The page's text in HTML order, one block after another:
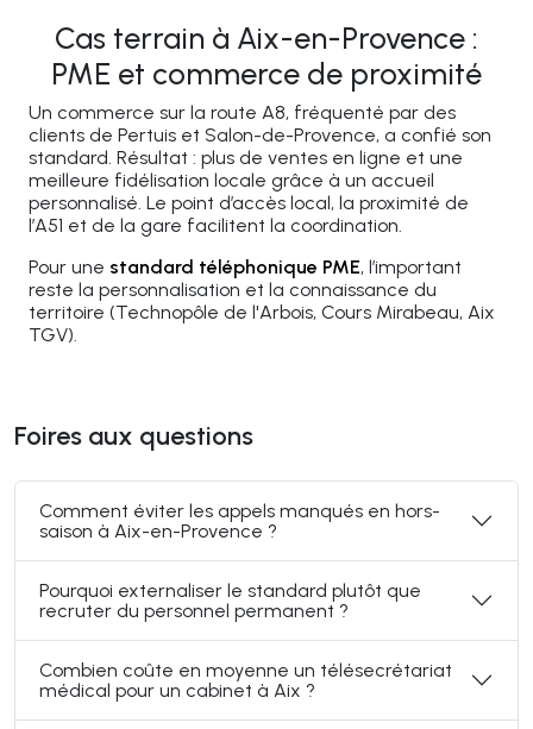
Cas terrain à Aix-en-Provence :
PME et commerce de proximité
Un commerce sur la route A8, fréquenté par des
clients de Pertuis et Salon-de-Provence, a confié son
standard. Résultat : plus de ventes en ligne et une
meilleure fidélisation locale grâce à un accueil
personnalisé. Le point d’accès local, la proximité de
l’A51 et de la gare facilitent la coordination.
Pour une standard téléphonique PME, l’important
reste la personnalisation et la connaissance du
territoire (Technopôle de l'Arbois, Cours Mirabeau, Aix
TGV).
Foires aux questions
Comment éviter les appels manqués en hors-
saison à Aix-en-Provence ?
Pourquoi externaliser le standard plutôt que
recruter du personnel permanent ?
Combien coûte en moyenne un télésecrétariat
médical pour un cabinet à Aix ?